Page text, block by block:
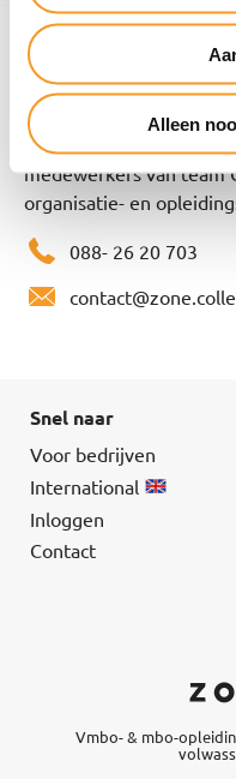
Alleen
Meer informatie
Wil je meer informatie
maatwerkprogramma’s
medewerkers van team
organisatie- en
088- 26 20 703
Snel naar
Voor bedrijven
International
Inloggen
Contact
Vmbo- & mbo-